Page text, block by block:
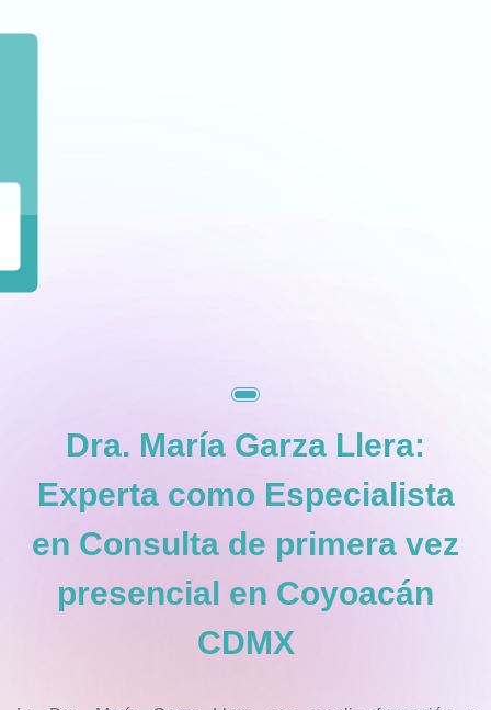
Dra. María Garza Llera:
Experta como Especialista
en Consulta de primera vez
presencial en Coyoacán
CDMX